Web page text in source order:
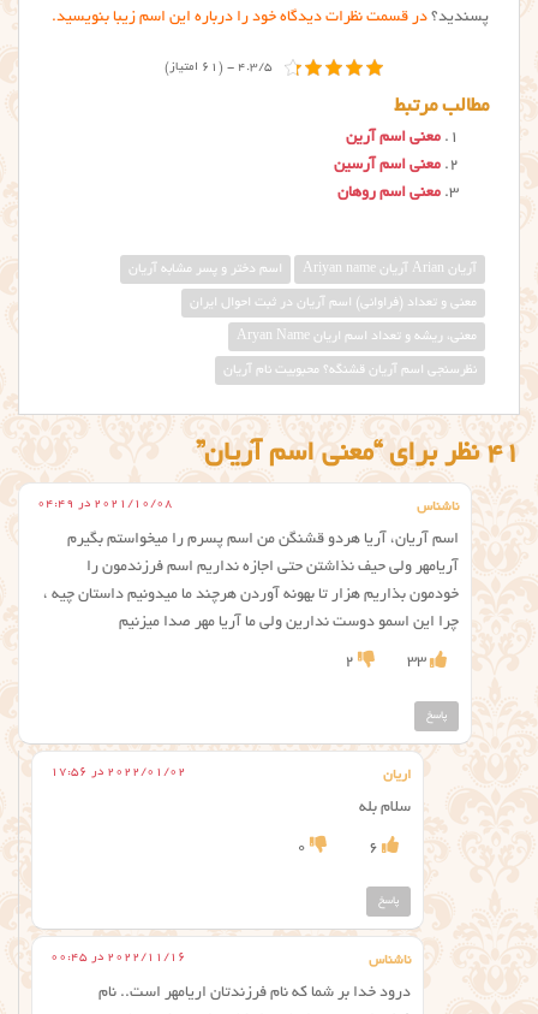
پسندید؟ در قسمت نظرات دیدگاه خود را درباره این اسم زیبا بنویسید.
4.3/5 - (61 امتیاز)
مطالب مرتبط
معنی اسم آرین
معنی اسم آرسین
معنی اسم روهان
آریان Arian آريان Ariyan name اسم دختر و پسر مشابه آریان
معنی و تعداد (فراوانی) اسم آریان در ثبت احوال ایران
معنی، ریشه و تعداد اسم اریان Aryan Name
نظرسنجی اسم آریان قشنگه؟ محبوبیت نام آريان
41 نظر برای “معنی اسم آریان”
ناشناس 2021/10/08 در 04:49
اسم آریان، آریا هردو قشنگن من اسم پسرم را میخواستم بگیرم
آریامهر ولی حیف نذاشتن حتی اجازه نداریم اسم فرزندمون را
خودمون بذاریم هزار تا بهونه آوردن هرچند ما میدونیم داستان چیه ،
چرا این اسمو دوست ندارین ولی ما آریا مهر صدا میزنیم
33
2
پاسخ
اریان 2022/01/02 در 17:56
سلام بله
6
0
پاسخ
ناشناس 2022/11/16 در 00:45
درود خدا بر شما که نام فرزندتان اریامهر است.. نام